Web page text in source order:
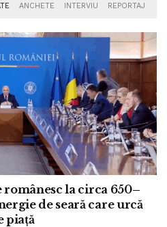
ANCHETE INTERVIU REPORTAJ
la circa 650–
de seară care urcă
piață